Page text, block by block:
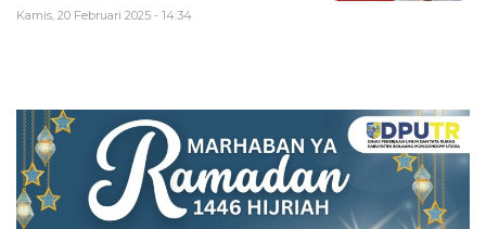
Kamis, 20 Februari 2025 - 14:34